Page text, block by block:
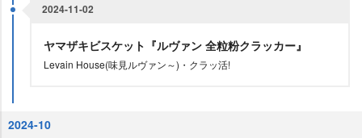
2024-11-02
ヤマザキビスケット『ルヴァン 全粒粉クラッカー』
Levain House(味見ルヴァン～)・クラッ活!
2024-10